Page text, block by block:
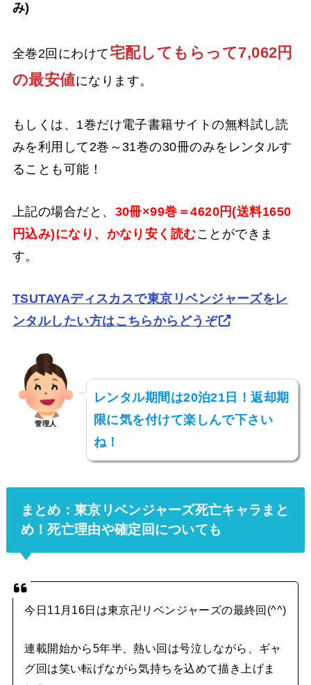
み)
全巻2回にわけて宅配してもらって7,062円
の最安値になります。
もしくは、1巻だけ電子書籍サイトの無料試し読
みを利用して2巻～31巻の30冊のみをレンタルす
ることも可能！
上記の場合だと、 30冊×99巻＝4620円(送料1650
円込み)になり、かなり安く読むことができま
す。
TSUTAYAディスカスで東京リベンジャーズをレ
ンタルしたい方はこちらからどうぞ
管理人
レンタル期間は20泊21日！返却期
限に気を付けて楽しんで下さい
ね！
まとめ：東京リベンジャーズ死亡キャラまと
め！死亡理由や確定回についても
今日11月16日は東京卍リベンジャーズの最終回(^^)
連載開始から5年半、熱い回は号泣しながら、ギャ
グ回は笑い転げながら気持ちを込めて描き上げま